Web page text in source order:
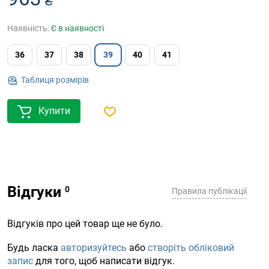
Наявність:Є в наявності
36 37 38 39 40 41
Таблиця розмірів
Купити
Відгуки Правила публікації
Відгуків про цей товар ще не було.
Будь ласка авторизуйтесь або створіть обліковий
запис для того, щоб написати відгук.